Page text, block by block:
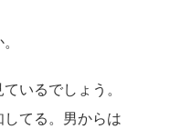
いるでしょう。
てる。男からは